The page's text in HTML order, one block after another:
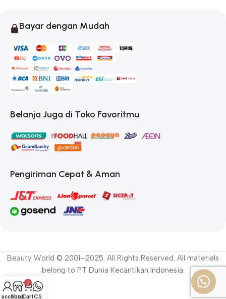
Bayar dengan Mudah
Belanja Juga di Toko Favoritmu
Pengiriman Cepat & Aman
Beauty World © 2001–2025. All Rights Reserved. All materials
belong to PT Dunia Kecantikan Indonesia.
account
Shop
0
CartCS